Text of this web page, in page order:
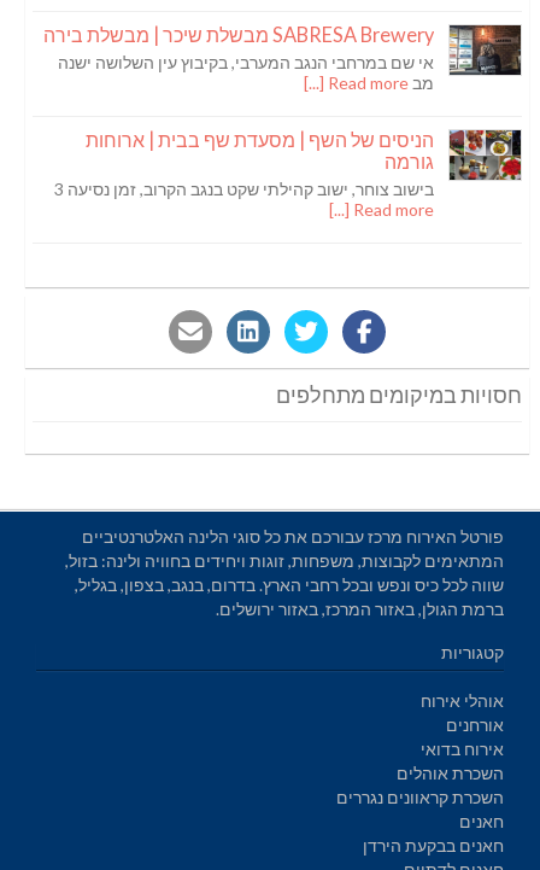
SABRESA Brewery מבשלת שיכר | מבשלת בירה
אי שם במרחבי הנגב המערבי, בקיבוץ עין השלושה ישנה
מב Read more [...]
הניסים של השף | מסעדת שף בבית | ארוחות
גורמה
בישוב צוחר, ישוב קהילתי שקט בנגב הקרוב, זמן נסיעה 3
Read more [...]
חסויות במיקומים מתחלפים
פורטל האירוח מרכז עבורכם את כל סוגי הלינה האלטרנטיביים
המתאימים לקבוצות, משפחות, זוגות ויחידים בחוויה ולינה: בזול,
שווה לכל כיס ונפש ובכל רחבי הארץ. בדרום, בנגב, בצפון, בגליל,
ברמת הגולן, באזור המרכז, באזור ירושלים.
קטגוריות
אוהלי אירוח
אורחנים
אירוח בדואי
השכרת אוהלים
השכרת קראוונים נגררים
חאנים
חאנים בבקעת הירדן